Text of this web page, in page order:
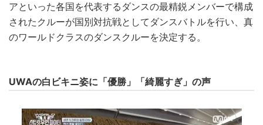
アといった各国を代表するダンスの最精鋭メンバーで構成
されたクルーが国別対抗戦としてダンスバトルを行い、真
のワールドクラスのダンスクルーを決定する。
UWAの白ビキニ姿に「優勝」「綺麗すぎ」の声